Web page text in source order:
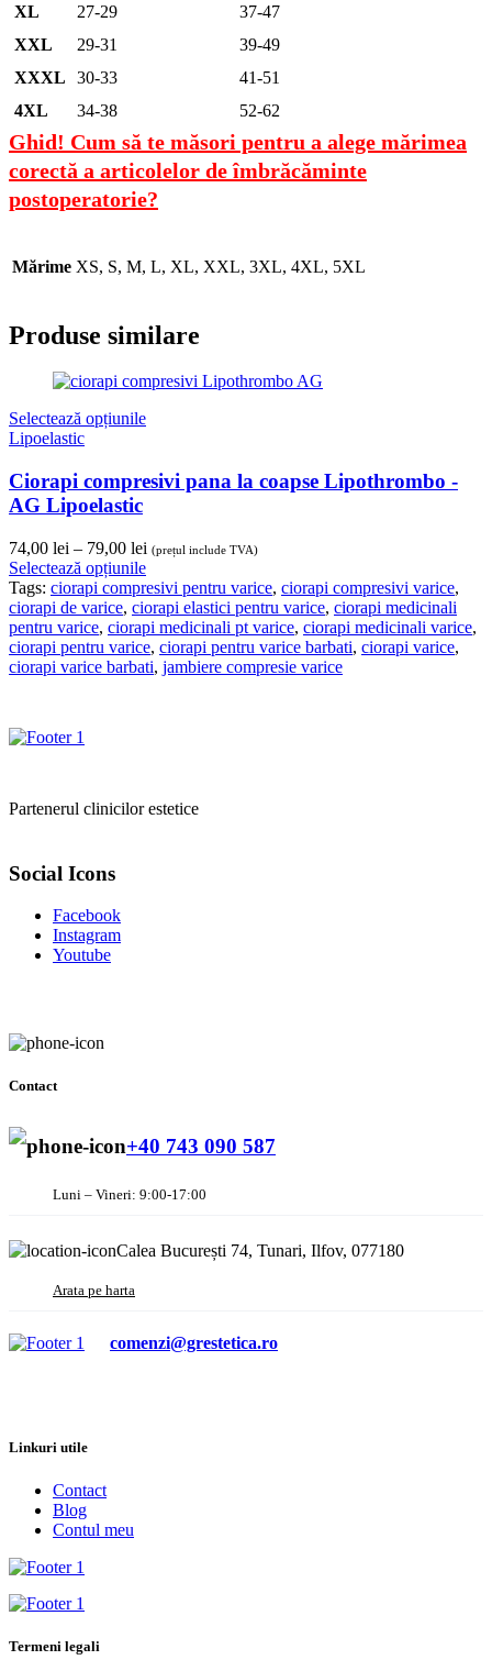
XL
27-29
37-47
XXL
29-31
39-49
XXXL
30-33
41-51
4XL
34-38 52-62
Ghid! Cum să te măsori pentru a alege mărimea
corectă a articolelor de îmbrăcăminte
postoperatorie?
Mărime XS, S, M, L, XL, XXL, 3XL, 4XL, 5XL
Produse similare
Selectează opțiunile
Lipoelastic
Ciorapi compresivi pana la coapse Lipothrombo -
AG Lipoelastic
74,00 lei – 79,00 lei Interval
prețuri:
74,00 lei
până
la
79,00 lei
(prețul include TVA)
Selectează opțiunile
Tags: ciorapi compresivi pentru varice, ciorapi compresivi varice,
ciorapi de varice, ciorapi elastici pentru varice, ciorapi medicinali
pentru varice, ciorapi medicinali pt varice, ciorapi medicinali varice,
ciorapi pentru varice, ciorapi pentru varice barbati, ciorapi varice,
ciorapi varice barbati, jambiere compresie varice
Partenerul clinicilor estetice
Social Icons
Facebook
Instagram
Youtube
Contact
+40 743 090 587
Luni – Vineri: 9:00-17:00
Calea București 74, Tunari, Ilfov, 077180
Arata pe harta
comenzi@grestetica.ro
Linkuri utile
Contact
Blog
Contul meu
Termeni legali